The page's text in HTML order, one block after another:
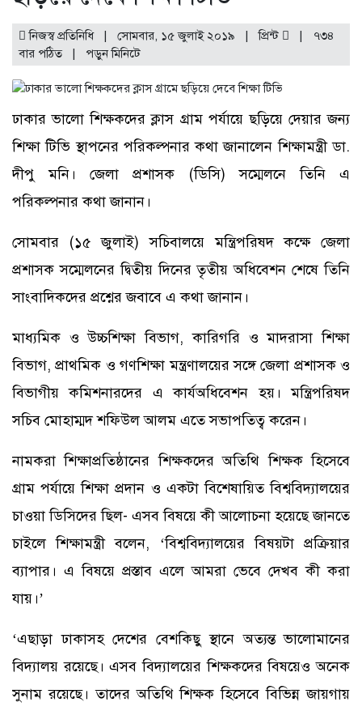
নিজস্ব প্রতিনিধি | সোমবার, ১৫ জুলাই ২০১৯ |প্রিন্ট |
৭৩৪
বার পঠিত
| পড়ুনমিনিটে
ঢাকার ভালো শিক্ষকদের ক্লাস গ্রাম পর্যায়ে ছড়িয়ে দেয়ার জন্য
শিক্ষা টিভি স্থাপনের পরিকল্পনার কথা জানালেন শিক্ষামন্ত্রী ডা.
দীপু মনি। জেলা প্রশাসক (ডিসি) সম্মেলনে তিনি এ
পরিকল্পনার কথা জানান।
সোমবার (১৫ জুলাই) সচিবালয়ে মন্ত্রিপরিষদ কক্ষে জেলা
প্রশাসক সম্মেলনের দ্বিতীয় দিনের তৃতীয় অধিবেশন শেষে তিনি
সাংবাদিকদের প্রশ্নের জবাবে এ কথা জানান।
মাধ্যমিক ও উচ্চশিক্ষা বিভাগ, কারিগরি ও মাদরাসা শিক্ষা
বিভাগ, প্রাথমিক ও গণশিক্ষা মন্ত্রণালয়ের সঙ্গে জেলা প্রশাসক ও
বিভাগীয় কমিশনারদের এ কার্যঅধিবেশন হয়। মন্ত্রিপরিষদ
সচিব মোহাম্মদ শফিউল আলম এতে সভাপতিত্ব করেন।
নামকরা শিক্ষাপ্রতিষ্ঠানের শিক্ষকদের অতিথি শিক্ষক হিসেবে
গ্রাম পর্যায়ে শিক্ষা প্রদান ও একটা বিশেষায়িত বিশ্ববিদ্যালয়ের
চাওয়া ডিসিদের ছিল- এসব বিষয়ে কী আলোচনা হয়েছে জানতে
চাইলে শিক্ষামন্ত্রী বলেন, ‘বিশ্ববিদ্যালয়ের বিষয়টা প্রক্রিয়ার
ব্যাপার। এ বিষয়ে প্রস্তাব এলে আমরা ভেবে দেখব কী করা
যায়।’
‘এছাড়া ঢাকাসহ দেশের বেশকিছু স্থানে অত্যন্ত ভালোমানের
বিদ্যালয় রয়েছে। এসব বিদ্যালয়ের শিক্ষকদের বিষয়েও অনেক
সুনাম রয়েছে। তাদের অতিথি শিক্ষক হিসেবে বিভিন্ন জায়গায়